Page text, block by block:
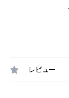
レビュー